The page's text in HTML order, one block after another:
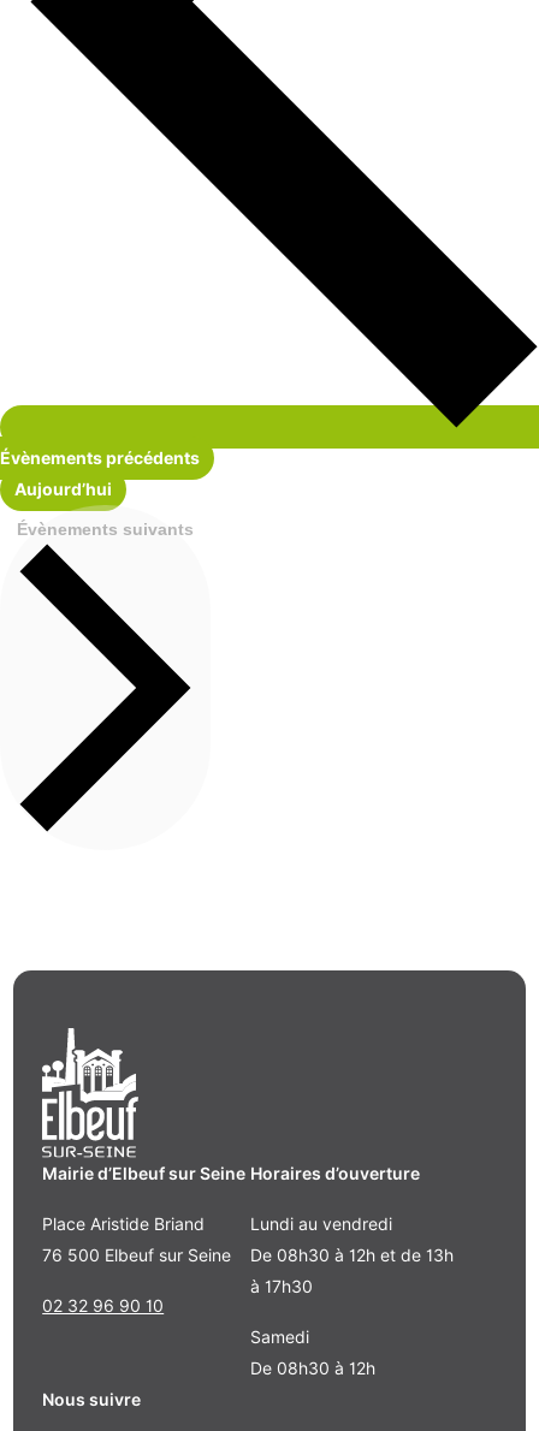
Évènementsprécédents
Aujourd’hui
Évènements suivants
Mairie d’Elbeuf sur Seine
Place Aristide Briand
76 500 Elbeuf sur Seine
02 32 96 90 10
Horaires d’ouverture
Lundi au vendredi
De 08h30 à 12h et de 13h
à 17h30
Samedi
De 08h30 à 12h
Nous suivre